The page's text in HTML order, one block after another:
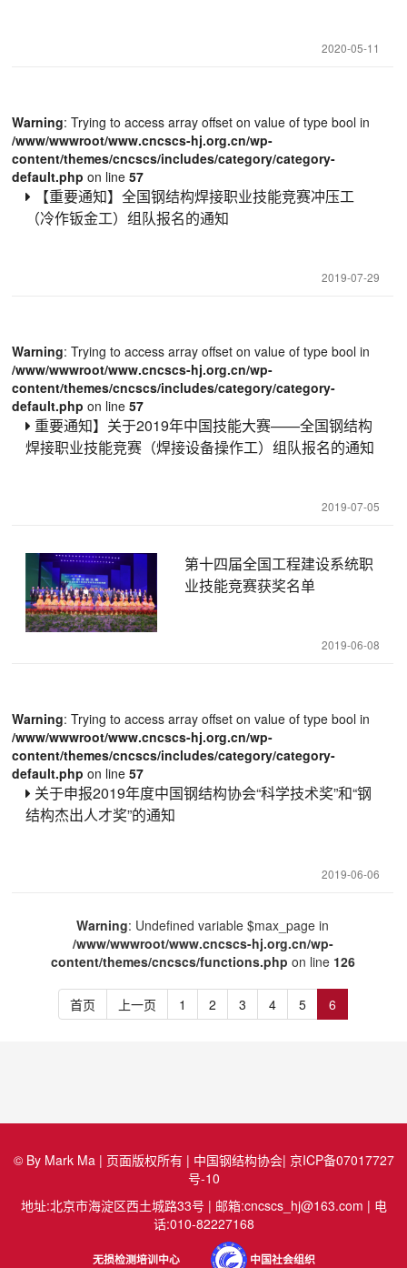
2020-05-11
Warning: Trying to access array offset on value of type bool in
/www/wwwroot/www.cncscs-hj.org.cn/wp-
content/themes/cncscs/includes/category/category-
default.php on line57
【重要通知】全国钢结构焊接职业技能竞赛冲压工
（冷作钣金工）组队报名的通知
2019-07-29
Warning: Trying to access array offset on value of type bool in
/www/wwwroot/www.cncscs-hj.org.cn/wp-
content/themes/cncscs/includes/category/category-
default.php on line57
重要通知】关于2019年中国技能大赛——全国钢结构
焊接职业技能竞赛（焊接设备操作工）组队报名的通知
2019-07-05
第十四届全国工程建设系统职
业技能竞赛获奖名单
2019-06-08
Warning: Trying to access array offset on value of type bool in
/www/wwwroot/www.cncscs-hj.org.cn/wp-
content/themes/cncscs/includes/category/category-
default.php on line57
关于申报2019年度中国钢结构协会“科学技术奖”和“钢
结构杰出人才奖”的通知
2019-06-06
Warning: Undefined variable $max_page in
/www/wwwroot/www.cncscs-hj.org.cn/wp-
content/themes/cncscs/functions.php on line 126
首页 上一页 1 2 3 4 5 6
© By Mark Ma | 页面版权所有 | 中国钢结构协会| 京ICP备07017727
号-10
地址:北京市海淀区西土城路33号 | 邮箱:cncscs_hj@163.com | 电
话:010-82227168
无损检测培训中心 中国社会组织